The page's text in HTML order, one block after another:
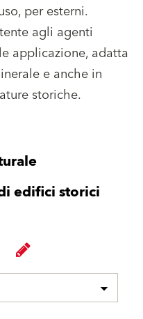
per esterni.
agli agenti
applicazione, adatta
e anche in
storiche.
edifici storici